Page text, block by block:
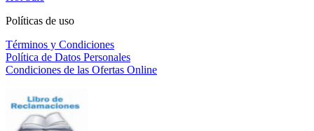
Políticas de uso
Términos y Condiciones
Política de Datos Personales
Condiciones de las Ofertas Online